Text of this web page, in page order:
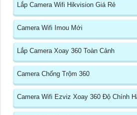
Lắp Camera Wifi Hikvision Giá Rẻ
Camera Wifi Imou Mới
Lắp Camera Xoay 360 Toàn Cảnh
Camera Chống Trộm 360
Camera Wifi Ezviz Xoay 360 Độ Chính